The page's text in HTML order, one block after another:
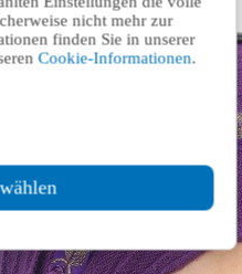
nicht mehr zur
finden Sie in unserer
Cookie-Informationen.